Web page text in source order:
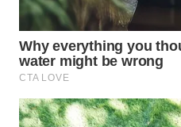
WN
KEPULAUAN
SERIBU
WN